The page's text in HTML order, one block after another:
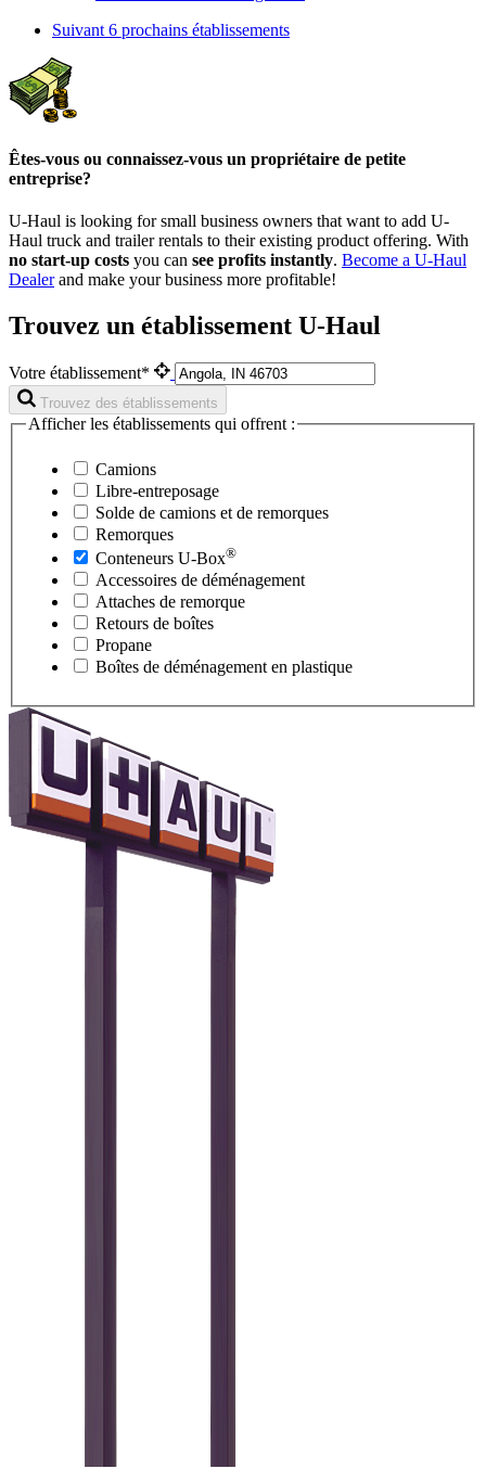
Suivant 6 prochains établissements
Êtes-vous ou connaissez-vous un propriétaire de petite
entreprise?
U-Haul is looking for small business owners that want to add U-
Haul truck and trailer rentals to their existing product offering. With
no start-up costs you can see profits instantly. Become a U-Haul
Dealerand make your business more profitable!
Trouvez un établissement U-Haul
Votre établissement*
Trouvez des établissements
Afficher les établissements qui offrent :
Camions
Libre-entreposage
Solde de camions et de remorques
Remorques
Conteneurs U-Box®
Accessoires de déménagement
Attaches de remorque
Retours de boîtes
Propane
Boîtes de déménagement en plastique